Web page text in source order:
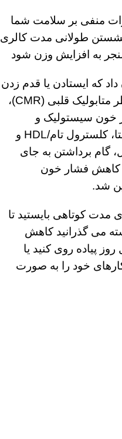
منفی بر سلامت شما
نشستن طولانی مدت کالری
به افزایش وزن شود
سال 2018 نشان داد که ایستادن یا قدم زدن
در محل کار با کاهش نمرات خطر متابولیک قلبی (CMR)،
خون سیستولیک و
دیاستولیک، و تری گلیسیرید ناشتا، کلسترول تام/HDL و
گام برداشتن به جای
کاهش فشار خون
شد.
مدت کوتاهی بایستید تا
می گذرانید کاهش
پیاده روی کنید یا
کارهای خود را به صورت